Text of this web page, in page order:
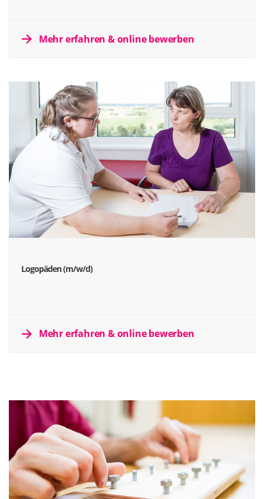
Mehr erfahren & online bewerben
Logopäden (m/w/d)
Mehr erfahren & online bewerben